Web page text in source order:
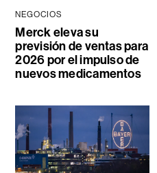
NEGOCIOS
Merck eleva su
previsión de ventas para
2026 por el impulso de
nuevos medicamentos